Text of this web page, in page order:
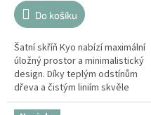
Do košíku
Šatní skříň Kyo nabízí maximální
úložný prostor a minimalistický
design. Díky teplým odstínům
dřeva a čistým liniím skvěle
zapadne do každého moderního